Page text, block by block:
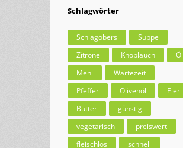
Schlagwörter
Schlagobers
Suppe
Zitrone
Knoblauch
Öl
Mehl
Wartezeit
Pfeffer
Olivenöl
Eier
Butter
günstig
vegetarisch
preiswert
fleischlos
schnell